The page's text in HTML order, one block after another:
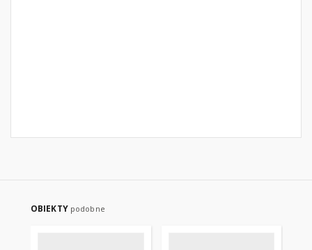
OBIEKTY podobne